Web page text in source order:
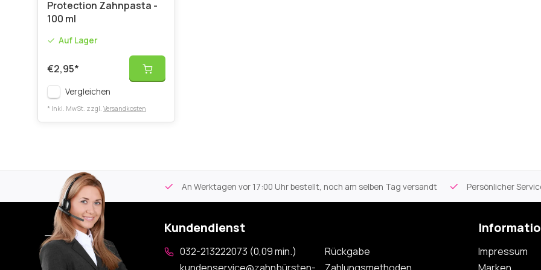
Protection Zahnpasta -
100 ml
Auf Lager
€2,95*
Vergleichen
* Inkl. MwSt. zzgl. Versandkosten
Kostenloser Versand An Werktagen vor 17:00 Uhr bestellt, noch am selben Tag versandt Persönlicher
Kundendienst
032-213222073 (0,09 min.)
Rückgabe
Impressum